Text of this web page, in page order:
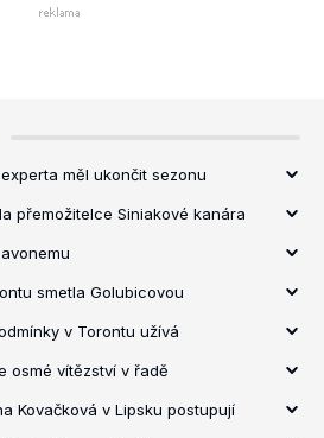
měl ukončit sezonu
přemožitelce Siniakové kanára
smetla Golubicovou
v Torontu užívá
osmé vítězství v řadě
Kovačková v Lipsku postupují